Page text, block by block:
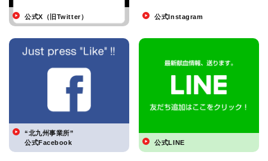
公式X（旧Twitter） 公式Instagram
“北九州事業所”
公式Facebook
公式LINE